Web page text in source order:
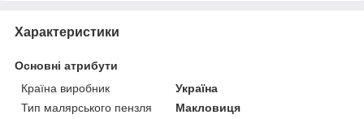
Характеристики
Основні атрибути
Країна виробник
Україна
Тип малярського пензля
Макловиця